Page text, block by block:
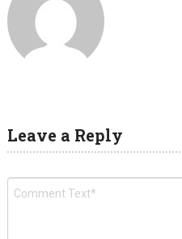
Leave a Reply